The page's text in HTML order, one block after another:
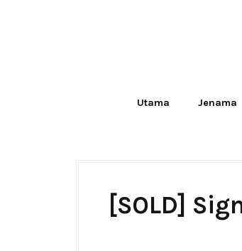
Utama Jenama
[SOLD]